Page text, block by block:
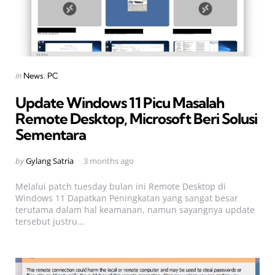
Categories
Posted
in News PC
Update Windows 11 Picu Masalah
Remote Desktop, Microsoft Beri Solusi
Sementara
Posted
byGylang Satria 3 months ago
Melalui patch tuesday bulan ini Remote Desktop di
Windows 11 Dapatkan Peningkatan yang sangat besar
terutama dalam hal keamanan, namun sayangnya update
tersebut justru...